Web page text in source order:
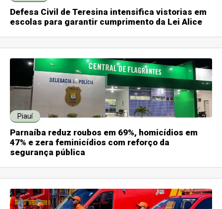
Defesa Civil de Teresina intensifica vistorias em
escolas para garantir cumprimento da Lei Alice
Piauí
Parnaíba reduz roubos em 69%, homicídios em
47% e zera feminicídios com reforço da
segurança pública